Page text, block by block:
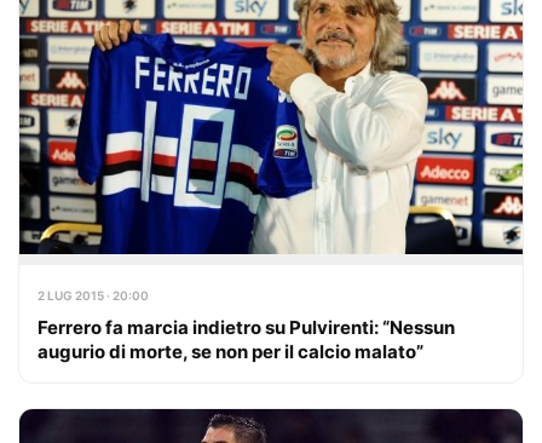
2 LUG 2015 · 20:00
Ferrero fa marcia indietro su Pulvirenti: “Nessun
augurio di morte, se non per il calcio malato”